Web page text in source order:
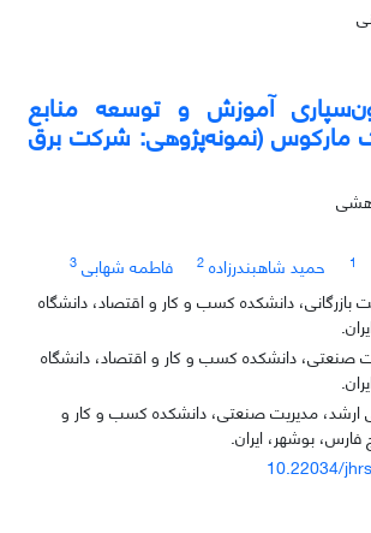
آموزش و توسعه منابع
مارکوس (نمونه‌پژوهی: شرکت برق
1 حمید شاهبندرزاده 2 فاطمه شهابی 3
بازرگانی، دانشکده کسب و کار و اقتصاد، دانشگاه
صنعتی، دانشکده کسب و کار و اقتصاد، دانشگاه
ارشد، مدیریت صنعتی، دانشکده کسب و کار و
فارس، بوشهر، ایران.
10.22034/